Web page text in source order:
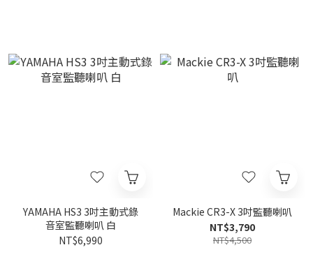
YAMAHA HS3 3吋主動式錄
音室監聽喇叭 白
NT$6,990
Mackie CR3-X 3吋監聽喇叭
NT$3,790
NT$4,500